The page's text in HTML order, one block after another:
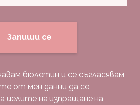
Запиши се
бюлетин и се съгласявам
от мен данни да се
целите на изпращане на